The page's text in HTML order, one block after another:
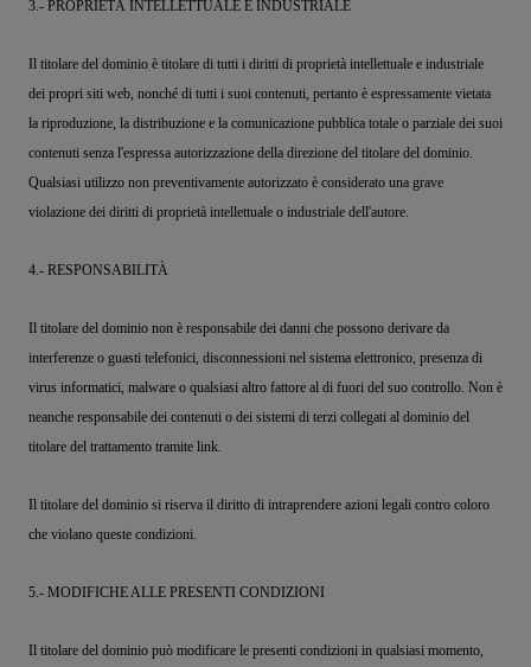
3.- PROPRIETÀ INTELLETTUALE E INDUSTRIALE
Il titolare del dominio è titolare di tutti i diritti di proprietà intellettuale e industriale
dei propri siti web, nonché di tutti i suoi contenuti, pertanto è espressamente vietata
la riproduzione, la distribuzione e la comunicazione pubblica totale o parziale dei suoi
contenuti senza l'espressa autorizzazione della direzione del titolare del dominio.
Qualsiasi utilizzo non preventivamente autorizzato è considerato una grave
violazione dei diritti di proprietà intellettuale o industriale dell'autore.
4.- RESPONSABILITÀ
Il titolare del dominio non è responsabile dei danni che possono derivare da
interferenze o guasti telefonici, disconnessioni nel sistema elettronico, presenza di
virus informatici, malware o qualsiasi altro fattore al di fuori del suo controllo. Non è
neanche responsabile dei contenuti o dei sistemi di terzi collegati al dominio del
titolare del trattamento tramite link.
Il titolare del dominio si riserva il diritto di intraprendere azioni legali contro coloro
che violano queste condizioni.
5.- MODIFICHE ALLE PRESENTI CONDIZIONI
Il titolare del dominio può modificare le presenti condizioni in qualsiasi momento,